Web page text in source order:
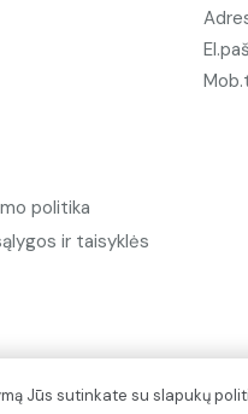
politika
ir taisyklės
Jūs sutinkate su slapukų